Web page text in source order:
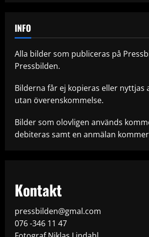
INFO
Alla bilder som publiceras på
Pressbilden.
Bilderna får ej kopieras eller nyttjas
utan överenskommelse.
Bilder som olovligen används
debiteras samt en anmälan
Kontakt
pressbilden@gmal.com
076 -346 11 47